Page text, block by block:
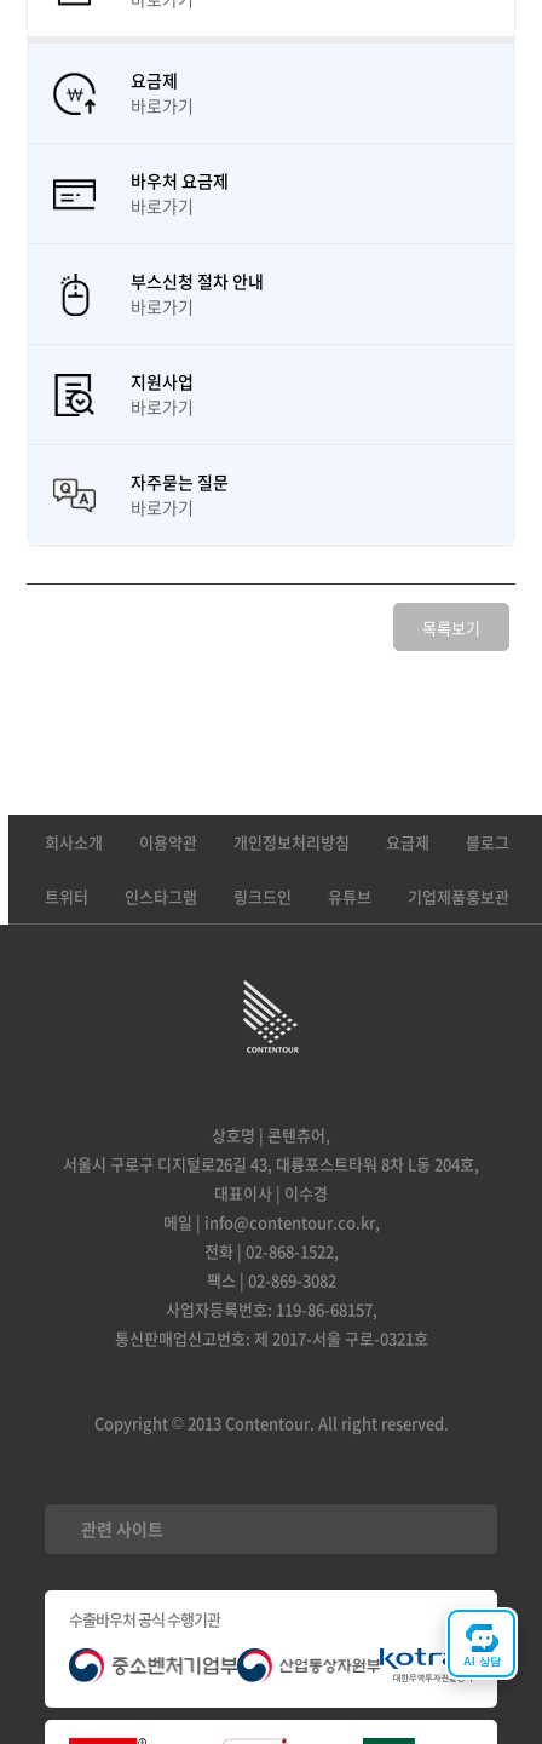
요금제
바로가기
바우처 요금제
바로가기
부스신청 절차 안내
바로가기
지원사업
바로가기
자주묻는 질문
바로가기
목록보기
회사소개 이용약관 개인정보처리방침 요금제 블로그
트위터 인스타그램 링크드인 유튜브 기업제품홍보관
상호명 | 콘텐츄어,
서울시 구로구 디지털로26길 43, 대륭포스트타워 8차 L동 204호,
대표이사 | 이수경
메일 | info@contentour.co.kr,
전화 | 02-868-1522,
팩스 | 02-869-3082
사업자등록번호: 119-86-68157,
통신판매업신고번호: 제 2017-서울 구로-0321호
Copyright © 2013 Contentour. All right reserved.
관련 사이트
수출바우처 공식 수행기관
AI 상담